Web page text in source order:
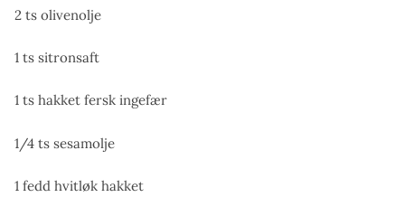
2 ts olivenolje
1 ts sitronsaft
1 ts hakket fersk ingefær
1/4 ts sesamolje
1 fedd hvitløk hakket